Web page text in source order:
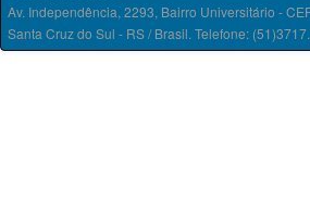
Av. Independência, 2293, Bairro Universitário -
Santa Cruz do Sul - RS / Brasil. Telefone: